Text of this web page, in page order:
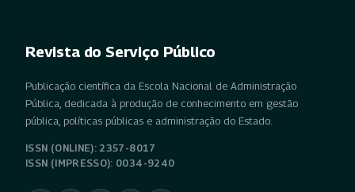
Revista do Serviço Público
Publicação científica da Escola Nacional de Administração
Pública, dedicada à produção de conhecimento em gestão
pública, políticas públicas e administração do Estado.
ISSN (ONLINE): 2357-8017
ISSN (IMPRESSO): 0034-9240